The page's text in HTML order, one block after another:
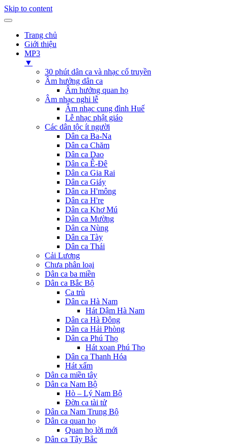
Skip to content
Trang chủ
Giới thiệu
MP3
▼
30 phút dân ca và nhạc cổ truyền
Âm hưởng dân ca
Âm hưởng quan họ
Âm nhạc nghi lễ
Âm nhạc cung đình Huế
Lễ nhạc phật giáo
Các dân tộc ít người
Dân ca Ba-Na
Dân ca Chăm
Dân ca Dao
Dân ca Ê-Đê
Dân ca Gia Rai
Dân ca Giáy
Dân ca H'mông
Dân ca H're
Dân ca Khơ Mú
Dân ca Mường
Dân ca Nùng
Dân ca Tày
Dân ca Thái
Cải Lương
Chưa phân loại
Dân ca ba miền
Dân ca Bắc Bộ
Ca trù
Dân ca Hà Nam
Hát Dậm Hà Nam
Dân ca Hà Đông
Dân ca Hải Phòng
Dân ca Phú Thọ
Hát xoan Phú Thọ
Dân ca Thanh Hóa
Hát xẩm
Dân ca miền tây
Dân ca Nam Bộ
Hò – Lý Nam Bộ
Đờn ca tài tử
Dân ca Nam Trung Bộ
Dân ca quan họ
Quan họ lời mới
Dân ca Tây Bắc